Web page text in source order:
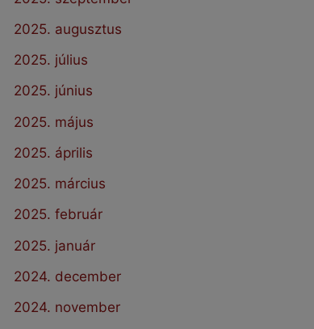
2025. augusztus
2025. július
2025. június
2025. május
2025. április
2025. március
2025. február
2025. január
2024. december
2024. november